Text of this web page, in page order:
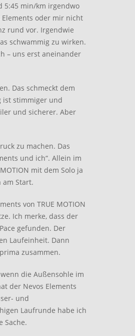
5:45 min/km irgendwo
Elements oder mir nicht
rund vor. Irgendwie
schwammig zu wirken.
– uns erst aneinander
Das schmeckt dem
ist stimmiger und
und sicherer. Aber
zu machen. Das
und ich“. Allein im
mit dem Solo ja
am Start.
von TRUE MOTION
Ich merke, dass der
gefunden. Der
Laufeinheit. Dann
zusammen.
die Außensohle im
der Nevos Elements
und
Laufrunde habe ich
Sache.